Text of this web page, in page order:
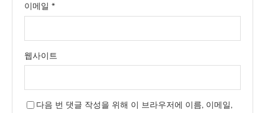
이메일 *
웹사이트
다음 번 댓글 작성을 위해 이 브라우저에 이름, 이메일,